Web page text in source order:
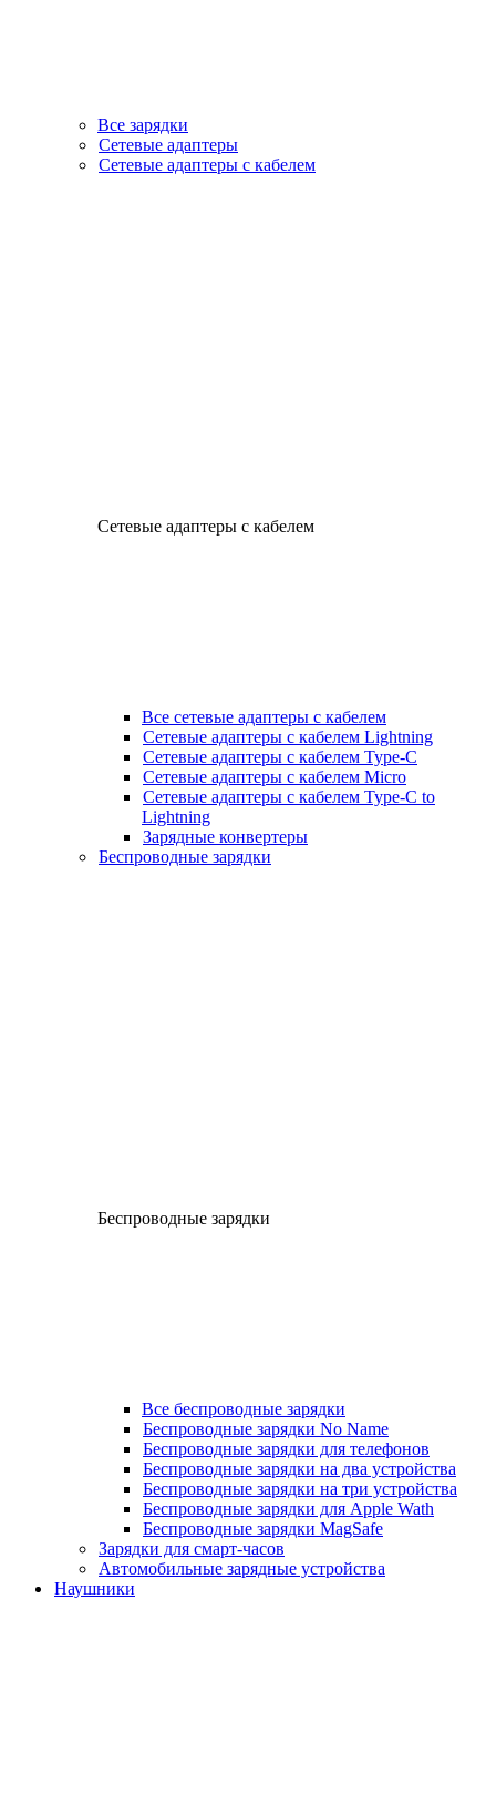
Все зарядки
Сетевые адаптеры
Сетевые адаптеры с кабелем
Сетевые адаптеры с кабелем
Все сетевые адаптеры с кабелем
Сетевые адаптеры с кабелем Lightning
Сетевые адаптеры с кабелем Type-C
Сетевые адаптеры с кабелем Micro
Сетевые адаптеры с кабелем Type-C to
Lightning
Зарядные конвертеры
Беспроводные зарядки
Беспроводные зарядки
Все беспроводные зарядки
Беспроводные зарядки No Name
Беспроводные зарядки для телефонов
Беспроводные зарядки на два устройства
Беспроводные зарядки на три устройства
Беспроводные зарядки для Apple Wath
Беспроводные зарядки MagSafe
Зарядки для смарт-часов
Автомобильные зарядные устройства
Наушники